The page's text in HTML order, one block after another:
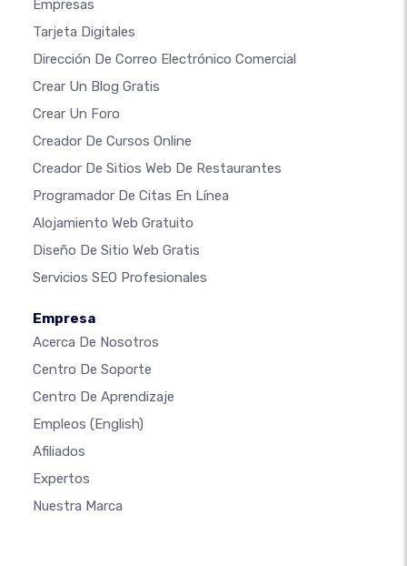
Empresas
Tarjeta Digitales
Dirección De Correo Electrónico Comercial
Crear Un Blog Gratis
Crear Un Foro
Creador De Cursos Online
Creador De Sitios Web De Restaurantes
Programador De Citas En Línea
Alojamiento Web Gratuito
Diseño De Sitio Web Gratis
Servicios SEO Profesionales
Empresa
Acerca De Nosotros
Centro De Soporte
Centro De Aprendizaje
Empleos (English)
Afiliados
Expertos
Nuestra Marca